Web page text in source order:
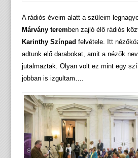
A rádiós éveim alatt a szüleim
Márvány terem ben zajló élő rádiós
Karinthy Színpad felvétele. Itt
adtunk elő darabokat, amit a nézők
jutalmaztak. Olyan volt ez mint egy
jobban is izgultam….